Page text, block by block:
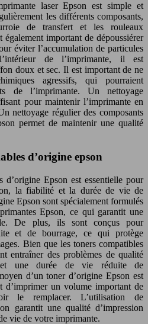
laser Epson est simple et
les différents composants,
de transfert et les rouleaux
important de dépoussiérer
éviter l’accumulation de particules
de l’imprimante, il est
doux et sec. Il est important de ne
agressifs, qui pourraient
de l’imprimante. Un nettoyage
pour maintenir l’imprimante en
nettoyage régulier des composants
permet de maintenir une qualité
d’origine epson
d’origine Epson est essentielle pour
la fiabilité et la durée de vie de
Epson sont spécialement formulés
Epson, ce qui garantit une
De plus, ils sont conçus pour
et de bourrage, ce qui protège
Bien que les toners compatibles
entraîner des problèmes de qualité
et une durée de vie réduite de
d’un toner d’origine Epson est
d’imprimer un volume important de
le remplacer. L’utilisation de
garantit une qualité d’impression
vie de votre imprimante.